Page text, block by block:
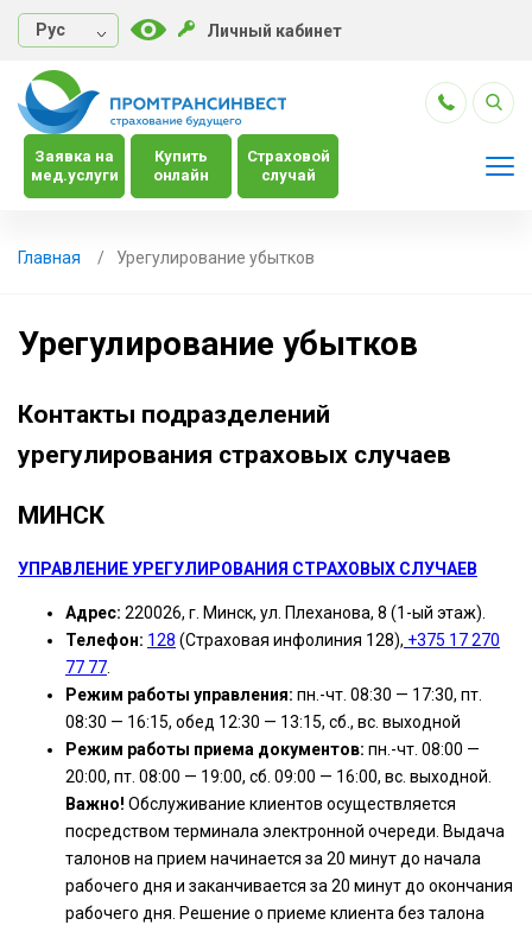
Руc Личный кабинет
Заявка на
мед.услуги
Купить
онлайн
Страховой
случай
Главная Урегулирование убытков
Урегулирование убытков
Контакты подразделений
урегулирования страховых случаев
МИНСК
УПРАВЛЕНИЕ УРЕГУЛИРОВАНИЯ СТРАХОВЫХ СЛУЧАЕВ
Адрес: 220026, г. Минск, ул. Плеханова, 8 (1-ый этаж).
Телефон: 128 (Страховая инфолиния 128), +375 17 270
77 77.
Режим работы управления: пн.-чт. 08:30 — 17:30, пт.
08:30 — 16:15, обед 12:30 — 13:15, сб., вс. выходной
Режим работы приема документов: пн.-чт. 08:00 —
20:00, пт. 08:00 — 19:00, сб. 09:00 — 16:00, вс. выходной.
Важно! Обслуживание клиентов осуществляется
посредством терминала электронной очереди. Выдача
талонов на прием начинается за 20 минут до начала
рабочего дня и заканчивается за 20 минут до окончания
рабочего дня. Решение о приеме клиента без талона